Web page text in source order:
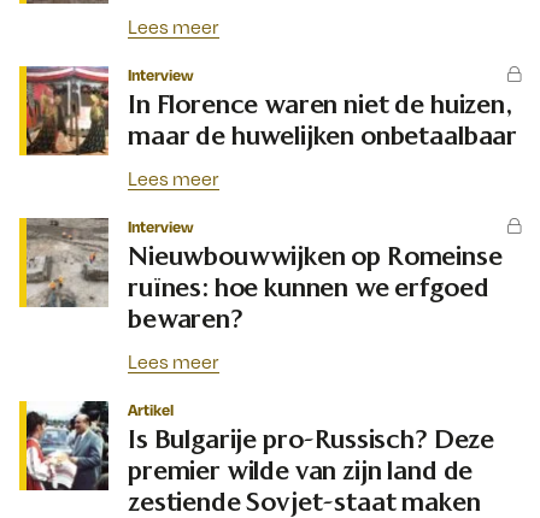
Lees meer
Interview
In Florence waren niet de huizen,
maar de huwelijken onbetaalbaar
Lees meer
Interview
Nieuwbouwwijken op Romeinse
ruïnes: hoe kunnen we erfgoed
bewaren?
Lees meer
Artikel
Is Bulgarije pro-Russisch? Deze
premier wilde van zijn land de
zestiende Sovjet-staat maken